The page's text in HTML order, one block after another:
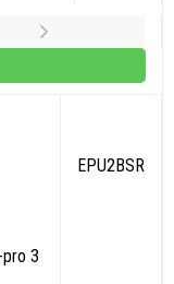
EPU2BSR
3